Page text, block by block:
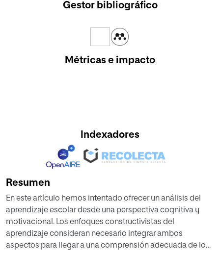
Gestor bibliográfico
Métricas e impacto
Indexadores
Resumen
En este artículo hemos intentado ofrecer un análisis del
aprendizaje escolar desde una perspectiva cognitiva y
motivacional. Los enfoques constructivistas del
aprendizaje consideran necesario integrar ambos
aspectos para llegar a una comprensión adecuada de los